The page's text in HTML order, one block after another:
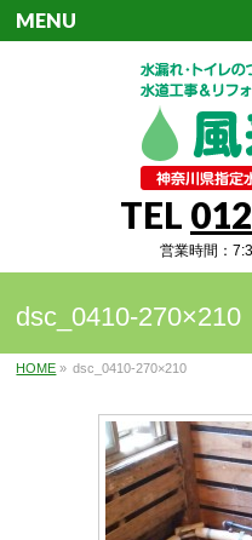
TEL
営業時間：
MENU
dsc_0410-270×210
HOME » dsc_0410-270×210